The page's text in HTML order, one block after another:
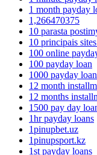
1 month payday
1,266470375
10 parasta
10 principais
100 online
100 payday loan
1000 payday
12 month
12 months
1500 pay day
1hr payday loans
1pinupbet.uz
1pinupsport.kz
1st payday loans